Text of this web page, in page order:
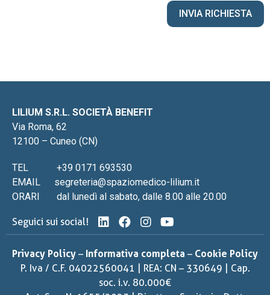
LILIUM S.R.L. SOCIETÀ BENEFIT
Via Roma, 62
12100 – Cuneo (CN)
TEL
+39 0171 693530
EMAIL
segreteria@spaziomedico-lilium.it
ORARI
dal lunedì al sabato, dalle 8.00 alle 20.00
Seguici sui social!
Privacy Policy – Informativa completa – Cookie Policy
P. Iva / C.F. 04022560041 | REA: CN – 330649 | Cap.
soc. i.v. 80.000€